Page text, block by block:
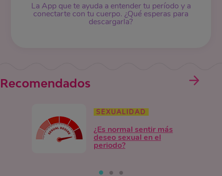
La App que te ayuda a entender tu período y a
conectarte con tu cuerpo. ¿Qué esperas para
descargarla?
Recomendados
SEXUALIDAD
¿Es normal sentir más
deseo sexual en el
periodo?